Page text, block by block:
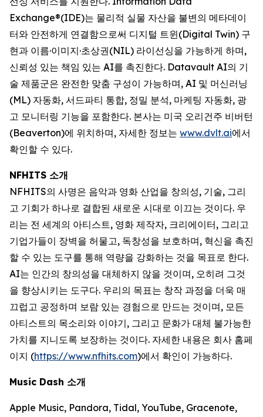
Exchange®(IDE)는 물리적 실물 자산을 불변의 메타데이
터와 안전하게 연결함으로써 디지털 트윈(Digital Twin) 구
현과 이름·이미지·초상권(NIL) 라이선싱을 가능하게 하며,
신뢰성 있는 책임 있는 AI를 촉진한다. Datavault AI의 기
술 제품군은 완전한 맞춤 구성이 가능하며, AI 및 머신러닝
(ML) 자동화, 서드파티 통합, 정밀 분석, 마케팅 자동화, 광
고 모니터링 기능을 포함한다. 본사는 미국 오리건주 비버턴
(Beaverton)에 위치하며, 자세한 정보는 www.dvlt.ai에서
확인할 수 있다.
NFHITS 소개
NFHITS의 사명은 음악과 영화 산업을 창의성, 기술, 그리
고 기회가 하나로 결합된 새로운 시대로 이끄는 것이다. 우
리는 전 세계의 아티스트, 영화 제작자, 크리에이터, 그리고
기업가들이 장벽을 허물고, 독창성을 보호하며, 혁신을 촉진
할 수 있는 도구를 통해 역량을 강화하는 것을 목표로 한다.
AI는 인간의 창의성을 대체하지 않을 것이며, 오히려 그것
을 향상시키는 도구다. 우리의 목표는 창작 과정을 더욱 매
끄럽고 공정하며 보람 있는 경험으로 만드는 것이며, 모든
아티스트의 목소리와 이야기, 그리고 문화가 대체 불가능한
가치를 지니도록 보장하는 것이다. 자세한 내용은 회사 홈페
이지 (https://www.nfhits.com)에서 확인이 가능하다.
Music Dash 소개
Apple Music, Pandora, Tidal, YouTube, Gracenote,